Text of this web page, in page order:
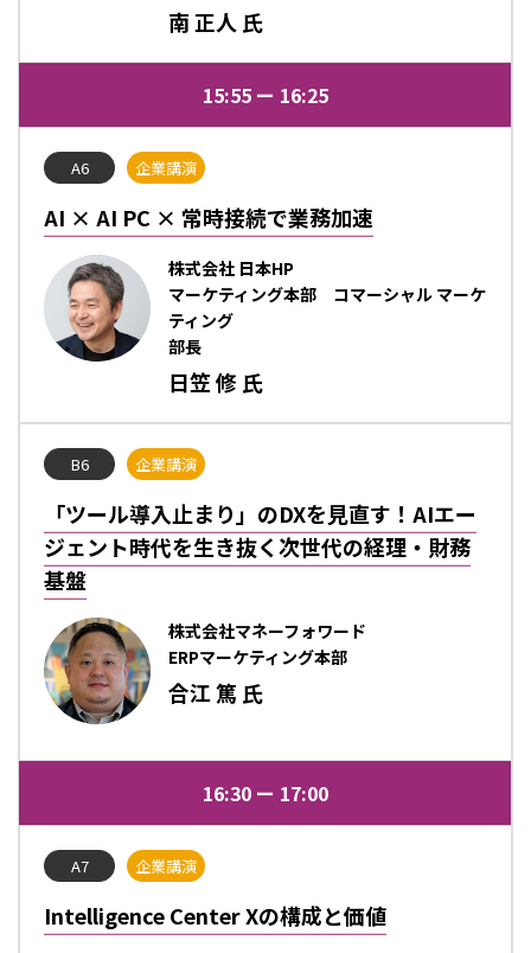
南 正人 氏
15:55 16:25
A6 企業講演
AI × AI PC × 常時接続で業務加速
株式会社 日本HP
マーケティング本部 コマーシャル マーケ
ティング
部長
日笠 修 氏
B6 企業講演
「ツール導入止まり」のDXを見直す！AIエー
ジェント時代を生き抜く次世代の経理・財務
基盤
株式会社マネーフォワード
ERPマーケティング本部
合江 篤 氏
16:30 17:00
A7 企業講演
Intelligence Center Xの構成と価値